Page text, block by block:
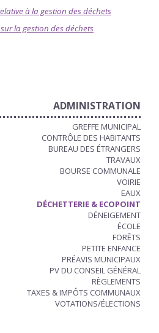
à la gestion des déchets
la gestion des déchets
ADMINISTRATION
GREFFE MUNICIPAL
CONTRÔLE DES HABITANTS
BUREAU DES ÉTRANGERS
TRAVAUX
BOURSE COMMUNALE
VOIRIE
EAUX
DÉCHETTERIE & ECOPOINT
DÉNEIGEMENT
ÉCOLE
FORÊTS
PETITE ENFANCE
PRÉAVIS MUNICIPAUX
PV DU CONSEIL GÉNÉRAL
RÈGLEMENTS
TAXES & IMPÔTS COMMUNAUX
VOTATIONS/ÉLECTIONS